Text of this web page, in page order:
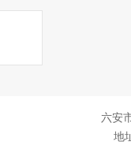
六安
地